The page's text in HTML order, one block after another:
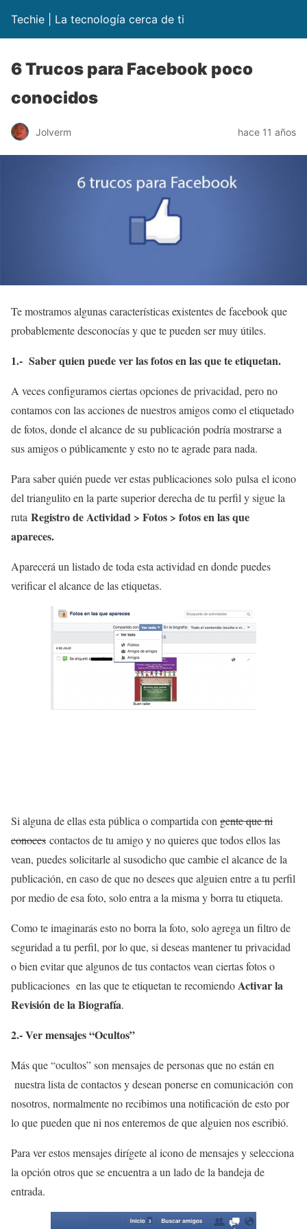
Techie | La tecnología cerca de ti
6 Trucos para Facebook poco
conocidos
Jolverm hace 11 años
Te mostramos algunas características existentes de facebook que
probablemente desconocías y que te pueden ser muy útiles.
1.- Saber quien puede ver las fotos en las que te etiquetan.
A veces configuramos ciertas opciones de privacidad, pero no
contamos con las acciones de nuestros amigos como el etiquetado
de fotos, donde el alcance de su publicación podría mostrarse a
sus amigos o públicamente y esto no te agrade para nada.
Para saber quién puede ver estas publicaciones solo pulsa el icono
del triangulito en la parte superior derecha de tu perfil y sigue la
ruta Registro de Actividad > Fotos > fotos en las que
apareces.
Aparecerá un listado de toda esta actividad en donde puedes
verificar el alcance de las etiquetas.
Si alguna de ellas esta pública o compartida con gente que ni
conoces contactos de tu amigo y no quieres que todos ellos las
vean, puedes solicitarle al susodicho que cambie el alcance de la
publicación, en caso de que no desees que alguien entre a tu perfil
por medio de esa foto, solo entra a la misma y borra tu etiqueta.
Como te imaginarás esto no borra la foto, solo agrega un filtro de
seguridad a tu perfil, por lo que, si deseas mantener tu privacidad
o bien evitar que algunos de tus contactos vean ciertas fotos o
publicaciones en las que te etiquetan te recomiendoActivar la
Revisión de la Biografía.
2.- Ver mensajes “Ocultos”
Más que “ocultos” son mensajes de personas que no están en
nuestra lista de contactos y desean ponerse en comunicación con
nosotros, normalmente no recibimos una notificación de esto por
lo que pueden que ni nos enteremos de que alguien nos escribió.
Para ver estos mensajes dirígete al icono de mensajes y selecciona
la opción otros que se encuentra a un lado de la bandeja de
entrada.